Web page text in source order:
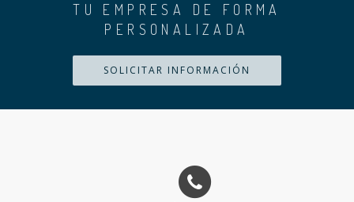
TU EMPRESA DE FORMA
PERSONALIZADA
SOLICITAR INFORMACIÓN